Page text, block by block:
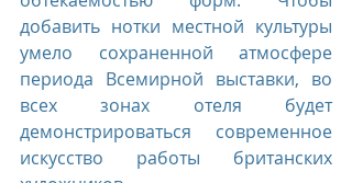
добавить нотки местной культуры
умело сохраненной атмосфере
периода Всемирной выставки, во
всех зонах отеля будет
демонстрироваться современное
искусство работы британских